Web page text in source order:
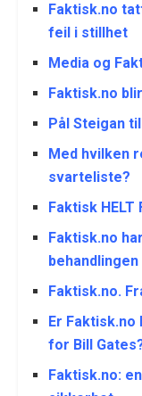
Faktisk.no
feil i stillhet
Media og
Faktisk.no
Pål Steigan
Med hvilken
svarteliste?
Faktisk HELT
Faktisk.no
Faktisk.no.
Er
for Bill
Faktisk.no: